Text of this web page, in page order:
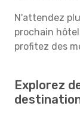
N'attendez
prochain
profitez des
Explorez